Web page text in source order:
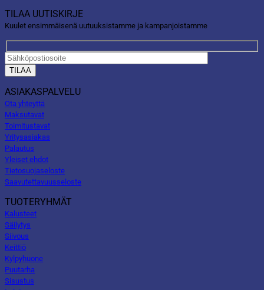
TILAA UUTISKIRJE
Kuulet ensimmäisenä uutuuksistamme ja kampanjoistamme
ASIAKASPALVELU
Ota yhteyttä
Maksutavat
Toimitustavat
Yritysasiakas
Palautus
Yleiset ehdot
Tietosuojaseloste
Saavutettavuusseloste
TUOTERYHMÄT
Kalusteet
Säilytys
Siivous
Keittiö
Kylpyhuone
Puutarha
Sisustus